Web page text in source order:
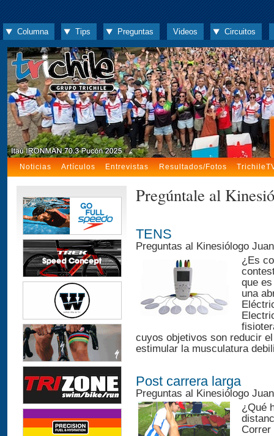
Columna Tips Preguntas Videos Circuitos
Noticias Artículos Entrevistas Resultados/Fotos
Pregúntale al
TENS
Preguntas al Kinesiólogo
¿Es
que
una
cuyos objetivos son reducir
estimular la musculatura
Post carrera larga
Preguntas al Kinesiólogo
¿Qué
Correr